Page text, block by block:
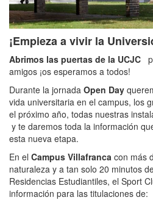
¡Empieza a vivir la
Abrimos las puertas de la UCJC
amigos ¡os esperamos a todos!
Durante la jornada Open Day
vida universitaria en el campus, los
el próximo año, todas nuestras
y te daremos toda la información
esta nueva etapa.
En el Campus Villafranca con más
naturaleza y a tan solo 20 minutos
Residencias Estudiantiles, el Sport
información para las titulaciones de: